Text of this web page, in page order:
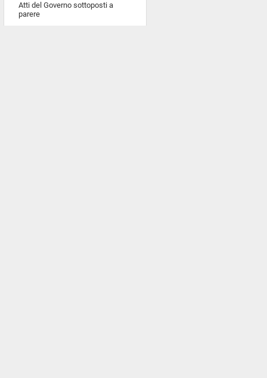
Atti del Governo sottoposti a
parere